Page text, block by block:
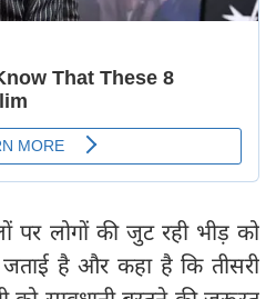
पर लोगों की जुट रही भीड़ को
है और कहा है कि तीसरी